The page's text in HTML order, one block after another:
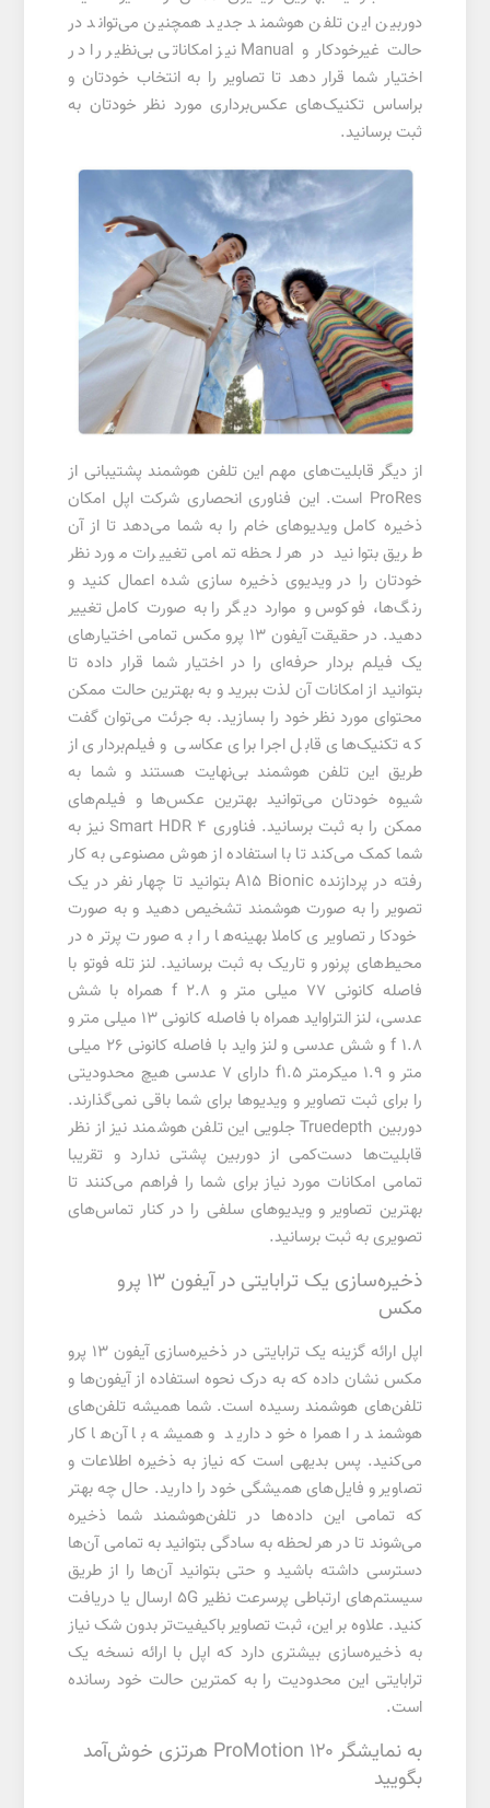
دوربین این تلفن هوشمند جدید همچنین می‌تواند در
حالت غیرخودکار و Manual نیز امکاناتی بی‌نظیر را در
اختیار شما قرار دهد تا تصاویر را به انتخاب خودتان و
براساس تکنیک‌های عکس‌برداری مورد نظر خودتان به
ثبت برسانید.
از دیگر قابلیت‌های مهم این تلفن هوشمند پشتیبانی از
ProRes است. این فناوری انحصاری شرکت اپل امکان
ذخیره کامل ویدیو‌های خام را به شما می‌دهد تا از آن
طریق بتوانید در هر لحظه تمامی تغییرات مورد نظر
خودتان را در ویدیوی ذخیره سازی شده اعمال کنید و
رنگ‌ها، فوکوس و موارد دیگر را به صورت کامل تغییر
دهید. در حقیقت آیفون ۱۳ پرو مکس تمامی اختیارهای
یک فیلم بردار حرفه‌ای را در اختیار شما قرار داده تا
بتوانید از امکانات آن لذت ببرید و به بهترین حالت ممکن
محتوای مورد نظر خود را بسازید. به جرئت می‌توان گفت
که تکنیک‌های قابل اجرا برای عکاسی و فیلم‌برداری از
طریق این تلفن هوشمند بی‌نهایت هستند و شما به
شیوه خودتان می‌توانید بهترین عکس‌ها و فیلم‌های
ممکن را به ثبت برسانید. فناوری Smart HDR 4 نیز به
شما کمک می‌کند تا با استفاده از هوش مصنوعی به کار
رفته در پردازنده A15 Bionic بتوانید تا چهار نفر در یک
تصویر را به صورت هوشمند تشخیص دهید و به صورت
خودکار تصاویری کاملا بهینه‌ها را به صورت پرتره در
محیط‌های پرنور و تاریک به ثبت برسانید. لنز تله فوتو با
فاصله کانونی ۷۷ میلی متر و f 2.8 همراه با شش
عدسی، لنز التراواید همراه با فاصله کانونی ۱۳ میلی متر و
f 1.8 و شش عدسی و لنز واید با فاصله کانونی ۲۶ میلی
متر و ۱.۹ میکرمتر f1.5 دارای ۷ عدسی هیچ محدودیتی
را برای ثبت تصاویر و ویدیوها برای شما باقی نمی‌گذارند.
دوربین Truedepth جلویی این تلفن‌ هوشمند نیز از نظر
قابلیت‌ها دست‌کمی از دوربین پشتی ندارد و تقریبا
تمامی امکانات مورد نیاز برای شما را فراهم می‌کنند تا
بهترین تصاویر و ویدیوهای سلفی را در کنار تماس‌های
تصویری به ثبت برسانید.
ذخیره‌سازی یک ترابایتی در آیفون ۱۳ پرو
مکس
اپل ارائه گزینه یک ترابایتی در ذخیره‌سازی آیفون ۱۳ پرو
مکس نشان داده که به درک نحوه استفاده از آیفون‌ها و
تلفن‌های هوشمند رسیده است. شما همیشه تلفن‌های
هوشمند را همراه خود دارید و همیشه با آن‌ها کار
می‌کنید. پس بدیهی است که نیاز به ذخیره اطلاعات و
تصاویر و فایل‌های همیشگی خود را دارید. حال چه بهتر
که تمامی این داده‌ها در تلفن‌هوشمند شما ذخیره
می‌شوند تا در هر لحظه به سادگی بتوانید به تمامی آن‌ها
دسترسی داشته باشید و حتی بتوانید آن‌ها را از طریق
سیستم‌های ارتباطی پرسرعت نظیر 5G ارسال یا دریافت
کنید. علاوه بر این، ثبت تصاویر باکیفیت‌تر بدون شک نیاز
به ذخیره‌سازی بیشتری دارد که اپل با ارائه نسخه یک
ترابایتی این محدودیت را به کمترین حالت خود رسانده
است.
به نمایشگر ProMotion ۱۲۰ هرتزی خوش‌آمد
بگویید